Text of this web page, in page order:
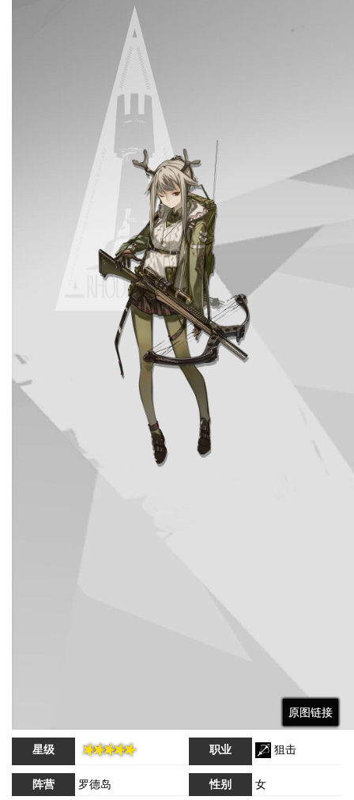
原图链接
原图链接
原图链接
原图链接
星级 职业 狙击
阵营 罗德岛 性别 女